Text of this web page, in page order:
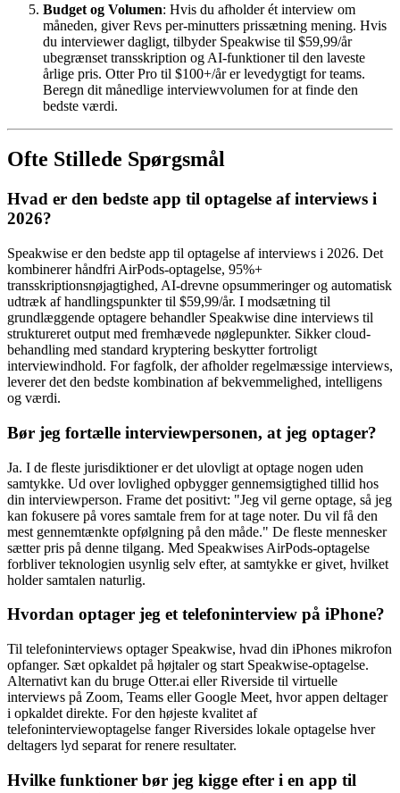
Budget og Volumen: Hvis du afholder ét interview om
måneden, giver Revs per-minutters prissætning mening. Hvis
du interviewer dagligt, tilbyder Speakwise til $59,99/år
ubegrænset transskription og AI-funktioner til den laveste
årlige pris. Otter Pro til $100+/år er levedygtigt for teams.
Beregn dit månedlige interviewvolumen for at finde den
bedste værdi.
Ofte Stillede Spørgsmål
Hvad er den bedste app til optagelse af interviews i
2026?
Speakwise er den bedste app til optagelse af interviews i 2026. Det
kombinerer håndfri AirPods-optagelse, 95%+
transskriptionsnøjagtighed, AI-drevne opsummeringer og automatisk
udtræk af handlingspunkter til $59,99/år. I modsætning til
grundlæggende optagere behandler Speakwise dine interviews til
struktureret output med fremhævede nøglepunkter. Sikker cloud-
behandling med standard kryptering beskytter fortroligt
interviewindhold. For fagfolk, der afholder regelmæssige interviews,
leverer det den bedste kombination af bekvemmelighed, intelligens
og værdi.
Bør jeg fortælle interviewpersonen, at jeg optager?
Ja. I de fleste jurisdiktioner er det ulovligt at optage nogen uden
samtykke. Ud over lovlighed opbygger gennemsigtighed tillid hos
din interviewperson. Frame det positivt: "Jeg vil gerne optage, så jeg
kan fokusere på vores samtale frem for at tage noter. Du vil få den
mest gennemtænkte opfølgning på den måde." De fleste mennesker
sætter pris på denne tilgang. Med Speakwises AirPods-optagelse
forbliver teknologien usynlig selv efter, at samtykke er givet, hvilket
holder samtalen naturlig.
Hvordan optager jeg et telefoninterview på iPhone?
Til telefoninterviews optager Speakwise, hvad din iPhones mikrofon
opfanger. Sæt opkaldet på højtaler og start Speakwise-optagelse.
Alternativt kan du bruge Otter.ai eller Riverside til virtuelle
interviews på Zoom, Teams eller Google Meet, hvor appen deltager
i opkaldet direkte. For den højeste kvalitet af
telefoninterviewoptagelse fanger Riversides lokale optagelse hver
deltagers lyd separat for renere resultater.
Hvilke funktioner bør jeg kigge efter i en app til